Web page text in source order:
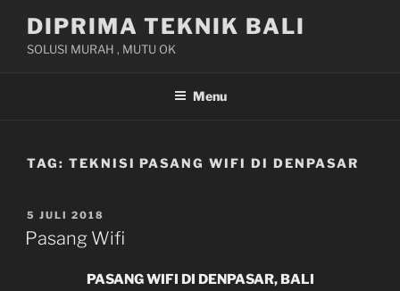
content
DIPRIMA TEKNIK BALI
SOLUSI MURAH , MUTU OK
Menu
TAG: TEKNISI PASANG WIFI DI DENPASAR
POSTED
ON
5 JULI 2018
Pasang Wifi
PASANG WIFI DI DENPASAR, BALI